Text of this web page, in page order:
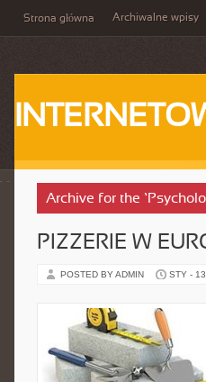
Strona główna Archiwalne wpisy
Archive for the
PIZZERIE W
POSTED BY ADMIN STY -